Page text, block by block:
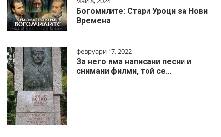
Богомилите: Стари Уроци за Нови
Времена
февруари 17, 2022
За него има написани песни и
снимани филми, той се…